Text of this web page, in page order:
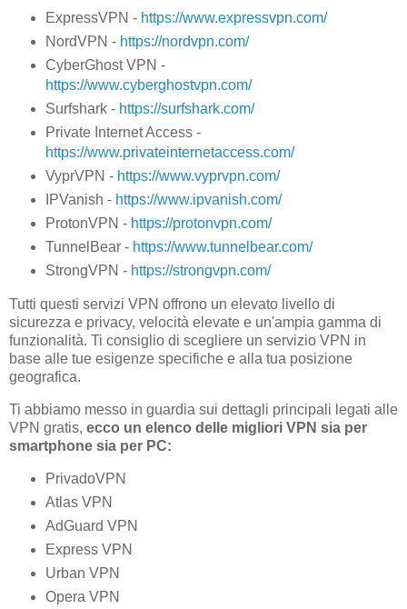
ExpressVPN - https://www.expressvpn.com/
NordVPN - https://nordvpn.com/
CyberGhost VPN -
https://www.cyberghostvpn.com/
Surfshark - https://surfshark.com/
Private Internet Access -
https://www.privateinternetaccess.com/
VyprVPN - https://www.vyprvpn.com/
IPVanish - https://www.ipvanish.com/
ProtonVPN - https://protonvpn.com/
TunnelBear - https://www.tunnelbear.com/
StrongVPN - https://strongvpn.com/
Tutti questi servizi VPN offrono un elevato livello di
sicurezza e privacy, velocità elevate e un'ampia gamma di
funzionalità. Ti consiglio di scegliere un servizio VPN in
base alle tue esigenze specifiche e alla tua posizione
geografica.
Ti abbiamo messo in guardia sui dettagli principali legati alle
VPN gratis, ecco un elenco delle migliori VPN sia per
smartphone sia per PC:
PrivadoVPN
Atlas VPN
AdGuard VPN
Express VPN
Urban VPN
Opera VPN